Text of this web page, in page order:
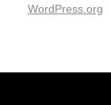
WordPress.org